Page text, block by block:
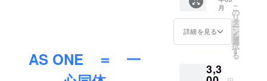
AS ONE ＝ 一
人向け
のリ
ターン
です。
株式会
ONE代
表の石
月
詳細を見る
こ
の
リ
タ
ー
ン
を
選
択
す
る
3,3